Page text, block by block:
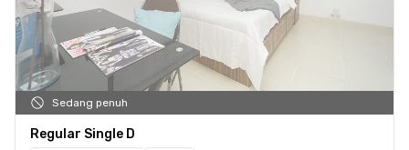
Sedang penuh
Regular Single D